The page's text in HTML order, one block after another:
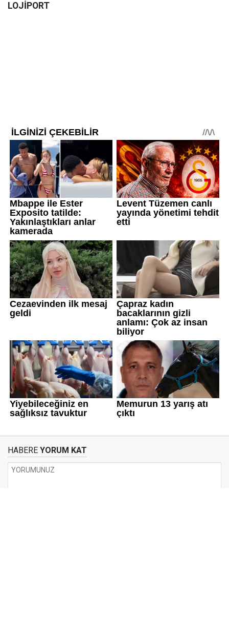
LOJİPORT
HABERE YORUM KAT